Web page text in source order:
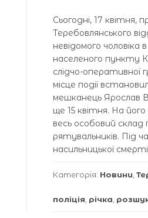
Сьогодні, 17 квітня,
Теребовлянського
невідомого чоловіка
населеного пункту
слідчо-оперативної
місце події
мешканець Ярослав
ще 15 квітня. На
весь особовий склад
рятувальників. Під
насильницької
Категорія: Новини
поліція річка